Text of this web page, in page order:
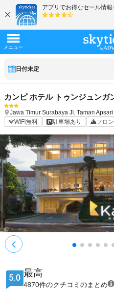
日付未定
カンピ ホテル トゥンジュンガ
Jawa Timur Surabaya Jl. Taman
WiFi無料
駐車場あり フロ
5.0 最高
4870件のクチコミのまとめ